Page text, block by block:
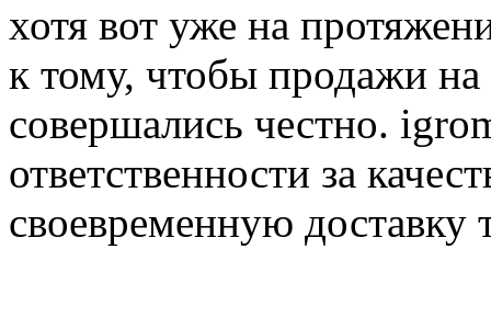
хотя вот уже на
к тому, чтобы продажи
совершались честно.
ответственности за
своевременную доставку